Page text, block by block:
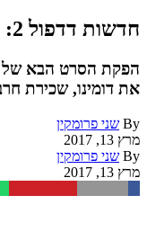
חדשות דדפול 2: זאזי ביטז תגלם את דומינו
הפקת הסרט הבא של
את דומינו, שכירת
By שני פרומקין
מרץ 13, 2017
By שני פרומקין
מרץ 13, 2017